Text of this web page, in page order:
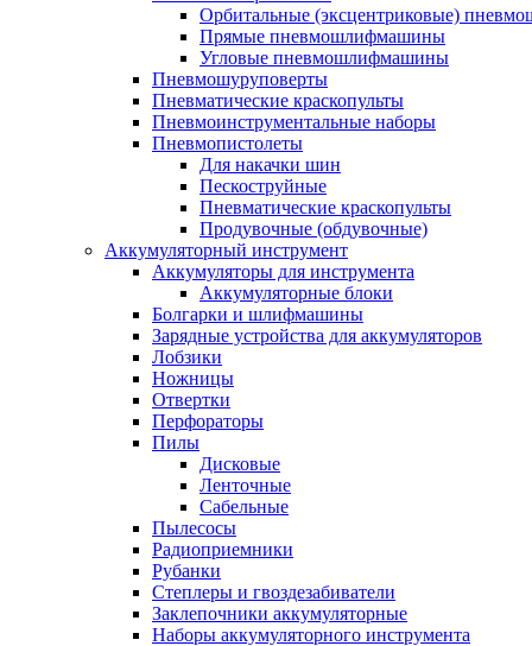
Орбитальные (эксцентриковые)
Прямые пневмошлифмашины
Угловые пневмошлифмашины
Пневмошуруповерты
Пневматические краскопульты
Пневмоинструментальные наборы
Пневмопистолеты
Для накачки шин
Пескоструйные
Пневматические краскопульты
Продувочные (обдувочные)
Аккумуляторный инструмент
Аккумуляторы для инструмента
Аккумуляторные блоки
Болгарки и шлифмашины
Зарядные устройства для аккумуляторов
Лобзики
Ножницы
Отвертки
Перфораторы
Пилы
Дисковые
Ленточные
Сабельные
Пылесосы
Радиоприемники
Рубанки
Степлеры и гвоздезабиватели
Заклепочники аккумуляторные
Наборы аккумуляторного инструмента